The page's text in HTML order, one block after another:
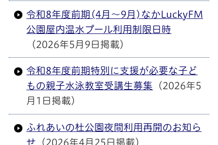
令和8年度前期(4月～9月)なかLuckyFM
公園屋内温水プール利用制限日時
（2026年5月9日掲載）
令和8年度前期特別に支援が必要な子ど
もの親子水泳教室受講生募集 （2026年5
月1日掲載）
ふれあいの杜公園夜間利用再開のお知ら
せ （2026年4月25日掲載）